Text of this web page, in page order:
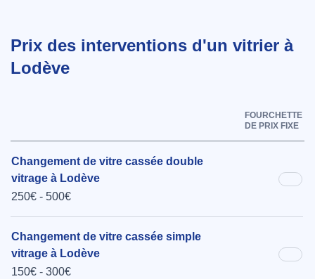
Prix des interventions d'un vitrier à
Lodève
FOURCHETTE
DE PRIX FIXE
Changement de vitre cassée double
vitrage à Lodève
250€ - 500€
Changement de vitre cassée simple
vitrage à Lodève
150€ - 300€